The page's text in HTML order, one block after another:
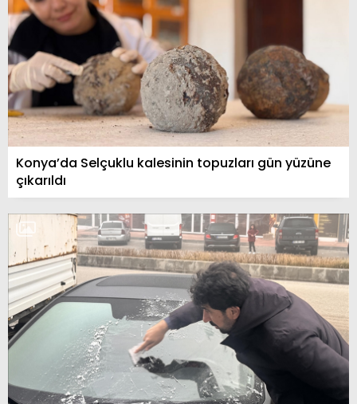
Konya’da Selçuklu kalesinin topuzları gün yüzüne
çıkarıldı